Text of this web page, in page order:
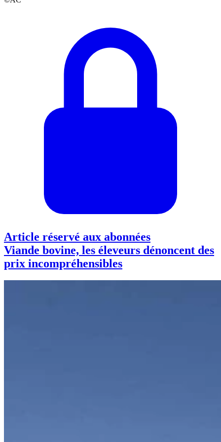
Article réservé aux abonnées
Viande bovine, les éleveurs dénoncent des
prix incompréhensibles